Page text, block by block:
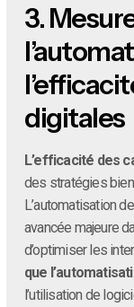
3.
digitales
L’efficacité des
des stratégies
L’automatisation
avancée majeure
d’optimiser les
que
l’utilisation de